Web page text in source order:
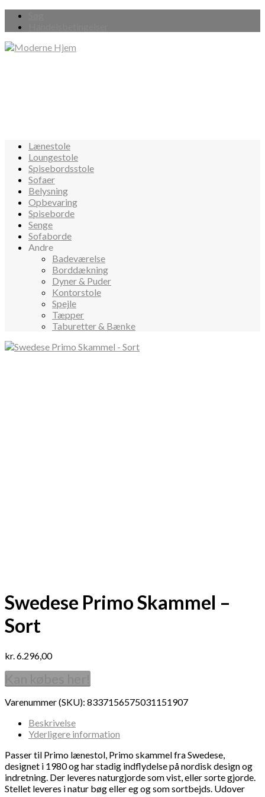
Lænestole
Loungestole
Spisebordsstole
Sofaer
Belysning
Opbevaring
Spiseborde
Senge
Sofaborde
Andre
Badeværelse
Borddækning
Dyner & Puder
Kontorstole
Spejle
Tæpper
Taburetter & Bænke
Swedese Primo Skammel –
Sort
kr.6.296,00
Varenummer (SKU): 8337156575031151907
Beskrivelse
Yderligere information
Passer til Primo lænestol, Primo skammel fra Swedese,
designet i 1980 og har stadig indflydelse på nordisk design og
indretning. Der leveres naturgjorde som vist, eller sorte gjorde.
Stellet leveres i natur bøg eller eg og som sortbejds. Udover